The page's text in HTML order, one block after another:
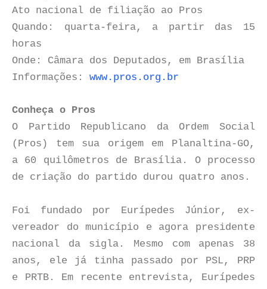
Ato nacional de filiação ao Pros
Quando: quarta-feira, a partir das 15
horas
Onde: Câmara dos Deputados, em Brasília
Informações: www.pros.org.br
Conheça o Pros
O Partido Republicano da Ordem Social
(Pros) tem sua origem em Planaltina-GO,
a 60 quilômetros de Brasília. O processo
de criação do partido durou quatro anos.
Foi fundado por Eurípedes Júnior, ex-
vereador do município e agora presidente
nacional da sigla. Mesmo com apenas 38
anos, ele já tinha passado por PSL, PRP
e PRTB. Em recente entrevista, Eurípedes